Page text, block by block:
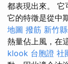
都表現出來。 它
它的特徵是從中
地圖 撥筋 新竹
熱量佔上風，在
klook 台胞證 社